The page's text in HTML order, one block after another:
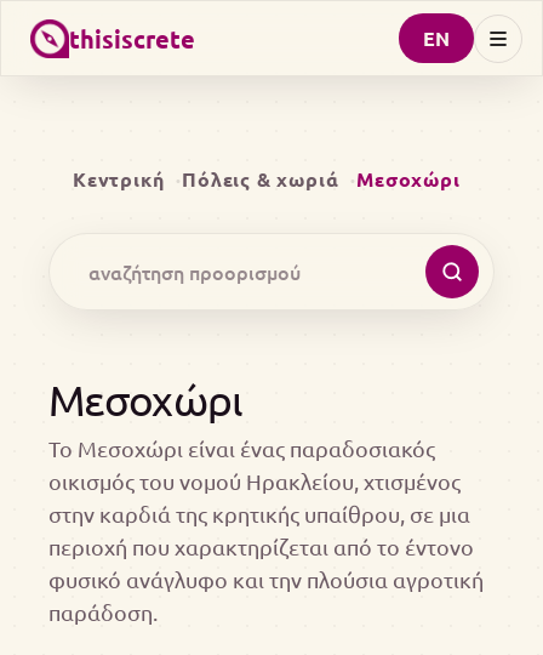
thisiscrete EN
Κεντρική Πόλεις & χωριά Μεσοχώρι
Μεσοχώρι
Το Μεσοχώρι είναι ένας παραδοσιακός
οικισμός του νομού Ηρακλείου, χτισμένος
στην καρδιά της κρητικής υπαίθρου, σε μια
περιοχή που χαρακτηρίζεται από το έντονο
φυσικό ανάγλυφο και την πλούσια αγροτική
παράδοση.